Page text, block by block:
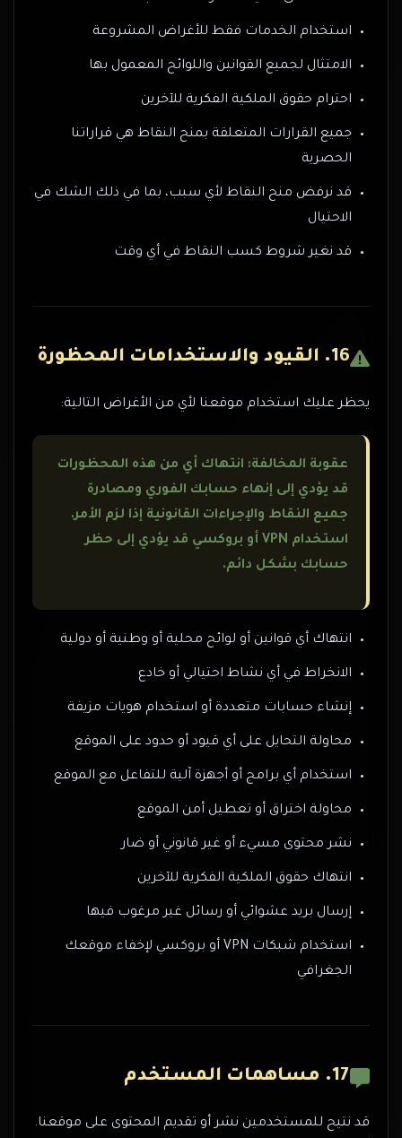
استخدام الخدمات فقط للأغراض المشروعة
الامتثال لجميع القوانين واللوائح المعمول بها
احترام حقوق الملكية الفكرية للآخرين
جميع القرارات المتعلقة بمنح النقاط هي قراراتنا
الحصرية
قد نرفض منح النقاط لأي سبب، بما في ذلك الشك في
الاحتيال
قد نغير شروط كسب النقاط في أي وقت
16. القيود والاستخدامات المحظورة
يحظر عليك استخدام موقعنا لأي من الأغراض التالية:
عقوبة المخالفة: انتهاك أي من هذه المحظورات
قد يؤدي إلى إنهاء حسابك الفوري ومصادرة
جميع النقاط والإجراءات القانونية إذا لزم الأمر.
استخدام VPN أو بروكسي قد يؤدي إلى حظر
حسابك بشكل دائم.
انتهاك أي قوانين أو لوائح محلية أو وطنية أو دولية
الانخراط في أي نشاط احتيالي أو خادع
إنشاء حسابات متعددة أو استخدام هويات مزيفة
محاولة التحايل على أي قيود أو حدود على الموقع
استخدام أي برامج أو أجهزة آلية للتفاعل مع الموقع
محاولة اختراق أو تعطيل أمن الموقع
نشر محتوى مسيء أو غير قانوني أو ضار
انتهاك حقوق الملكية الفكرية للآخرين
إرسال بريد عشوائي أو رسائل غير مرغوب فيها
استخدام شبكات VPN أو بروكسي لإخفاء موقعك
الجغرافي
17. مساهمات المستخدم
قد نتيح للمستخدمين نشر أو تقديم المحتوى على موقعنا.